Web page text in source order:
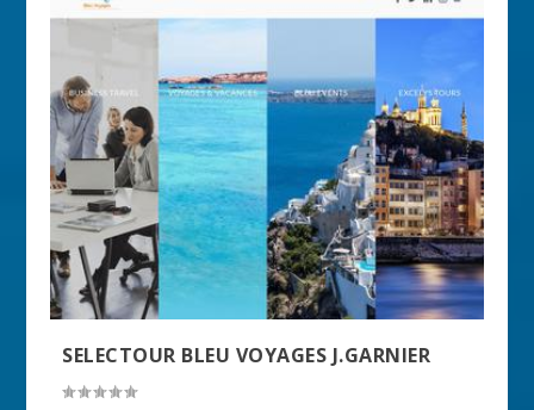
SELECTOUR BLEU VOYAGES J.GARNIER